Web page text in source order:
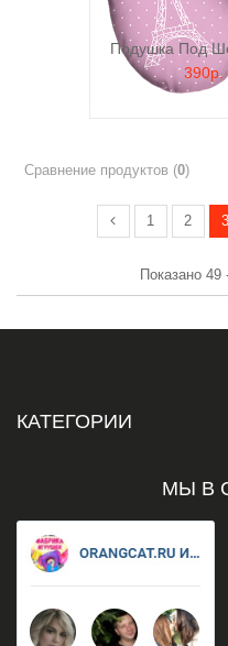
Подушка Под
390р.
Сравнение продуктов (0)
1 2 3
Показано 49
КАТЕГОРИИ
МЫ В